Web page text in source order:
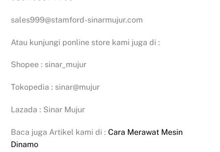
sales999@stamford-sinarmujur.com
Atau kunjungi ponline store kami juga di :
Shopee : sinar_mujur
Tokopedia : sinar@mujur
Lazada : Sinar Mujur
Baca juga Artikel kami di :Cara Merawat Mesin
Dinamo